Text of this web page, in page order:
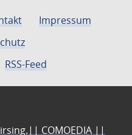
Impressum
RSS-Feed
COMOEDIA ||